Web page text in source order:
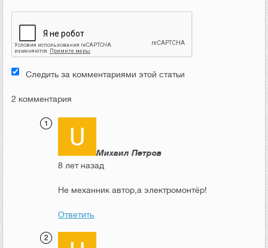
Следить за комментариями этой статьи
2 комментария
Михаил Петров
8 лет назад
Не механник автор,а электромонтёр!
Ответить